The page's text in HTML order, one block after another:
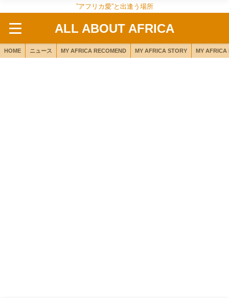
”アフリカ愛”と出逢う場所
ALL ABOUT AFRICA
HOME ニュース MY AFRICA RECOMEND MY AFRICA STORY MY AFRICA